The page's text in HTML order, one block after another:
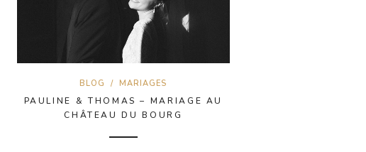
BLOG /MARIAGES
PAULINE & THOMAS – MARIAGE AU
CHÂTEAU DU BOURG